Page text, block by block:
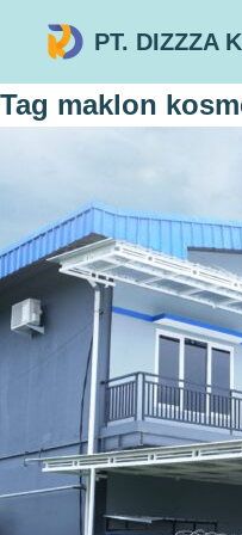
PT. DIZZZA
Tag maklon